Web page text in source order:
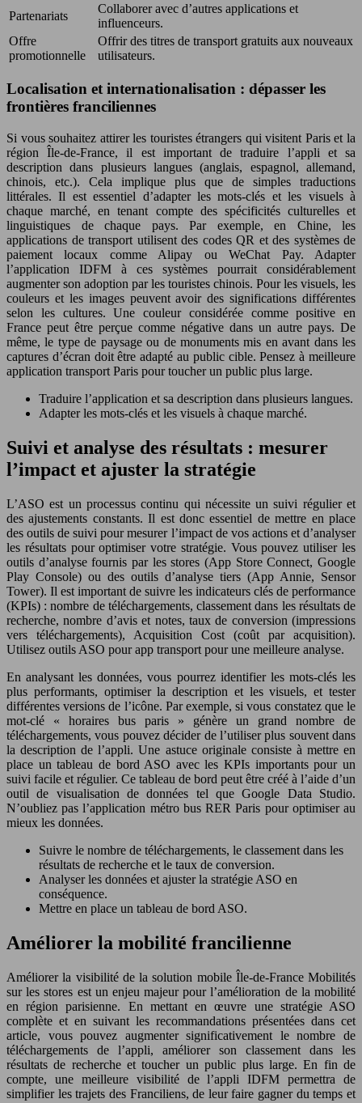
Partenariats
Collaborer avec d’autres applications et
influenceurs.
Offre
promotionnelle
Offrir des titres de transport gratuits aux nouveaux
utilisateurs.
Localisation et internationalisation : dépasser les
frontières franciliennes
Si vous souhaitez attirer les touristes étrangers qui visitent Paris et la
région Île-de-France, il est important de traduire l’appli et sa
description dans plusieurs langues (anglais, espagnol, allemand,
chinois, etc.). Cela implique plus que de simples traductions
littérales. Il est essentiel d’adapter les mots-clés et les visuels à
chaque marché, en tenant compte des spécificités culturelles et
linguistiques de chaque pays. Par exemple, en Chine, les
applications de transport utilisent des codes QR et des systèmes de
paiement locaux comme Alipay ou WeChat Pay. Adapter
l’application IDFM à ces systèmes pourrait considérablement
augmenter son adoption par les touristes chinois. Pour les visuels, les
couleurs et les images peuvent avoir des significations différentes
selon les cultures. Une couleur considérée comme positive en
France peut être perçue comme négative dans un autre pays. De
même, le type de paysage ou de monuments mis en avant dans les
captures d’écran doit être adapté au public cible. Pensez à meilleure
application transport Paris pour toucher un public plus large.
Traduire l’application et sa description dans plusieurs langues.
Adapter les mots-clés et les visuels à chaque marché.
Suivi et analyse des résultats : mesurer
l’impact et ajuster la stratégie
L’ASO est un processus continu qui nécessite un suivi régulier et
des ajustements constants. Il est donc essentiel de mettre en place
des outils de suivi pour mesurer l’impact de vos actions et d’analyser
les résultats pour optimiser votre stratégie. Vous pouvez utiliser les
outils d’analyse fournis par les stores (App Store Connect, Google
Play Console) ou des outils d’analyse tiers (App Annie, Sensor
Tower). Il est important de suivre les indicateurs clés de performance
(KPIs) : nombre de téléchargements, classement dans les résultats de
recherche, nombre d’avis et notes, taux de conversion (impressions
vers téléchargements), Acquisition Cost (coût par acquisition).
Utilisez outils ASO pour app transport pour une meilleure analyse.
En analysant les données, vous pourrez identifier les mots-clés les
plus performants, optimiser la description et les visuels, et tester
différentes versions de l’icône. Par exemple, si vous constatez que le
mot-clé « horaires bus paris » génère un grand nombre de
téléchargements, vous pouvez décider de l’utiliser plus souvent dans
la description de l’appli. Une astuce originale consiste à mettre en
place un tableau de bord ASO avec les KPIs importants pour un
suivi facile et régulier. Ce tableau de bord peut être créé à l’aide d’un
outil de visualisation de données tel que Google Data Studio.
N’oubliez pas l’application métro bus RER Paris pour optimiser au
mieux les données.
Suivre le nombre de téléchargements, le classement dans les
résultats de recherche et le taux de conversion.
Analyser les données et ajuster la stratégie ASO en
conséquence.
Mettre en place un tableau de bord ASO.
Améliorer la mobilité francilienne
Améliorer la visibilité de la solution mobile Île-de-France Mobilités
sur les stores est un enjeu majeur pour l’amélioration de la mobilité
en région parisienne. En mettant en œuvre une stratégie ASO
complète et en suivant les recommandations présentées dans cet
article, vous pouvez augmenter significativement le nombre de
téléchargements de l’appli, améliorer son classement dans les
résultats de recherche et toucher un public plus large. En fin de
compte, une meilleure visibilité de l’appli IDFM permettra de
simplifier les trajets des Franciliens, de leur faire gagner du temps et